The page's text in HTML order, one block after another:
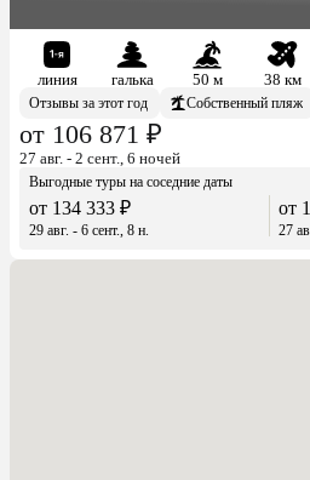
линия галька 50 м
38 км
Отзывы за этот год
Собственный пляж
от 106 871 ₽
27 авг. - 2 сент., 6 ночей
Выгодные туры на соседние даты
от 134 333 ₽
29 авг. - 6 сент., 8 н.
от
27